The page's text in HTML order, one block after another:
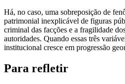
Há, no caso, uma sobreposição de
patrimonial inexplicável de figuras
criminal das facções e a fragilidade
autoridades. Quando essas três
institucional cresce em progressão
Para refletir